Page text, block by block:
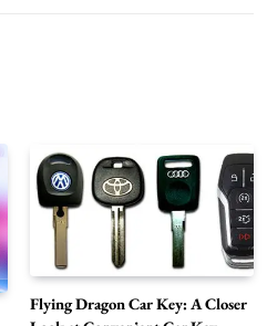
Flying Dragon Car Key: A Closer